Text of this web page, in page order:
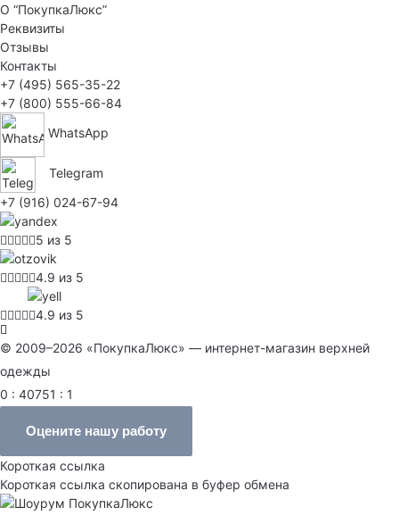
О “ПокупкаЛюкс”
Реквизиты
Отзывы
Контакты
+7 (495) 565-35-22
+7 (800) 555-66-84
WhatsApp
Telegram
+7 (916) 024-67-94
5 из 5
4.9 из 5
4.9 из 5
© 2009–2026 «ПокупкаЛюкс» — интернет-магазин верхней
одежды
0 : 40751 : 1
Оцените нашу работу
Короткая ссылка
Короткая ссылка скопирована в буфер обмена